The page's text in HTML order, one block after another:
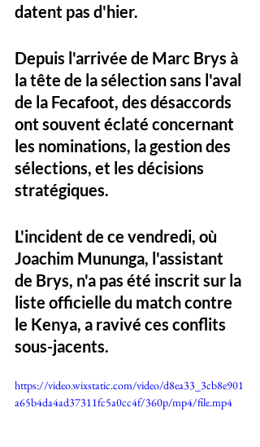
datent pas d'hier.
Depuis l'arrivée de Marc Brys à
la tête de la sélection sans l'aval
de la Fecafoot, des désaccords
ont souvent éclaté concernant
les nominations, la gestion des
sélections, et les décisions
stratégiques.
L'incident de ce vendredi, où
Joachim Mununga, l'assistant
de Brys, n'a pas été inscrit sur la
liste officielle du match contre
le Kenya, a ravivé ces conflits
sous-jacents.
https://video.wixstatic.com/video/d8ea33_3cb8e901
a65b4da4ad37311fc5a0cc4f/360p/mp4/file.mp4